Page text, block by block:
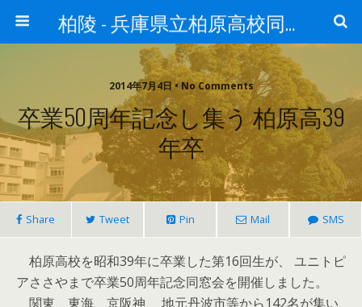
柏陵 - 兵庫県立柏原高校同窓会
2014年7月4日 • No Comments
卒業50周年記念し集う 柏原高39
年卒
Share Tweet Pin Mail SMS
柏原高校を昭和39年に卒業した第16回生が、 ユニトピ
アささやまで卒業50周年記念同窓会を開催しました。
関東、東海、京阪神、 地元丹波市等から142名が集い